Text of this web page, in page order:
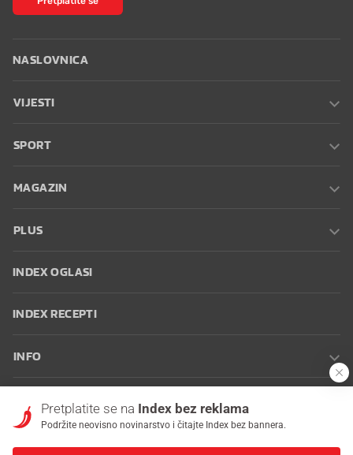
NASLOVNICA
VIJESTI
SPORT
MAGAZIN
PLUS
INDEX OGLASI
INDEX RECEPTI
INFO
korištenja
Postavke kolačića
Pretplatite se na Index bez reklama
Podržite neovisno novinarstvo i čitajte Index bez bannera.